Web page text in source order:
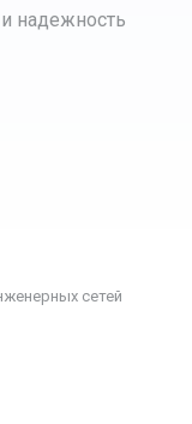
надежность
сетей